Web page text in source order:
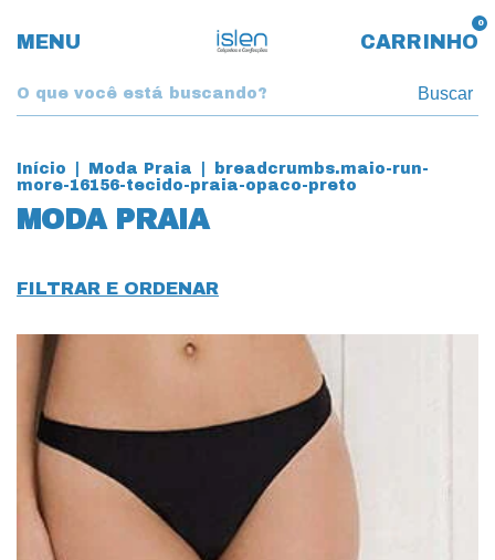
MENU CARRINHO
0
Buscar
Início Moda Praia
breadcrumbs.maio-run-
more-16156-tecido-praia-opaco-preto
MODA PRAIA
FILTRAR E ORDENAR